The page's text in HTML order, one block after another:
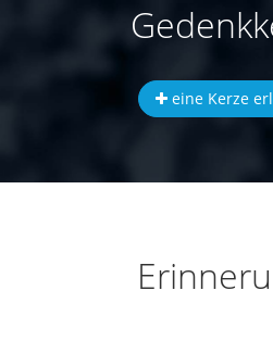
eine Kerze